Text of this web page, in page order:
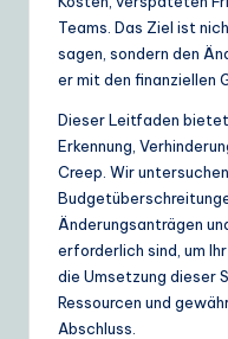
o
A
&
S
o
Teams. Das Ziel ist
sagen, sondern den
er mit den finanziellen
Dieser Leitfaden bietet
Erkennung,
Creep. Wir
Änderungsanträgen
erforderlich sind, um
die Umsetzung dieser
Ressourcen und
Abschluss.